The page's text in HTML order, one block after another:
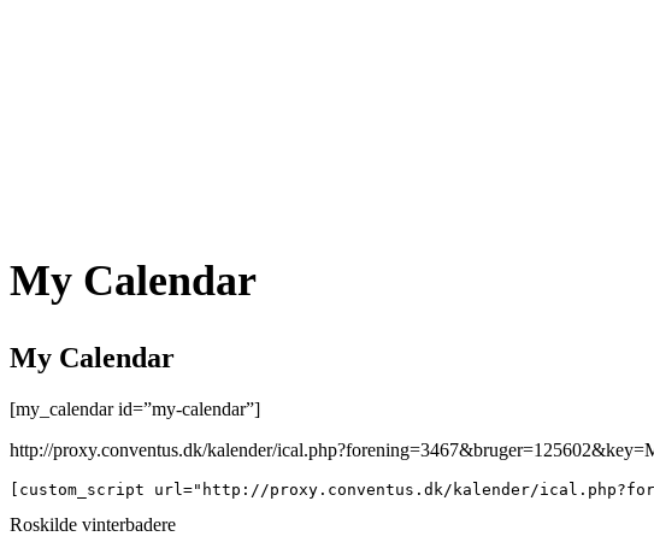
My Calendar
My Calendar
[my_calendar id=”my-calendar”]
http://proxy.conventus.dk/kalender/
[custom_script url="http://proxy.conventus.dk/kalender/
Roskilde vinterbadere